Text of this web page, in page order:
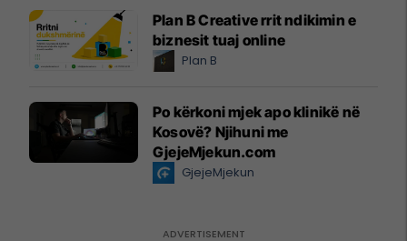
Plan B Creative rrit ndikimin e
biznesit tuaj online
Plan B
Po kërkoni mjek apo klinikë në
Kosovë? Njihuni me
GjejeMjekun.com
GjejeMjekun